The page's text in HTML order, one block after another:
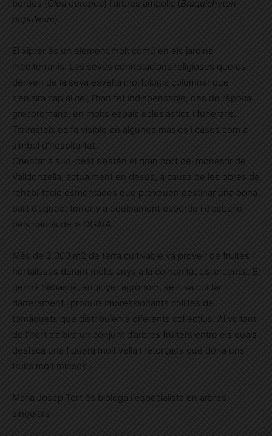
bordes (Olea europea) i arbres ampolla (Braquichyton
populeum).
El xiprer és un element molt comú en els jardins
mediterranis. Les seves connotacions religioses que es
deriven de la seva esvelta morfologia columnar que
s’enlaira cap al cel, l’han fet indispensable, des de l’època
grecoromana, en molts espais eclesiàstics i funeraris.
Tanmateix es fa visible en algunes masies i cases com a
símbol d’hospitalitat.
Orientat a sud-oest s’estén el gran hort del monestir de
Valldonzella, actualment en desús, a causa de les obres de
rehabilitació esmentades que preveuen destinar una bona
part d’aquest terreny a equipament esportiu i d’esbarjo
pels nanos de la DGAIA.
Més de 2.000 m2 de terra cultivable va proveir de fruites i
hortalisses durant molts anys a la comunitat cistercenca. El
germà Sebastià, enginyer agrònom, se’n va cuidar
darrerament i produïa impressionants collites de
tomàquets que distribuïen a diferents col·lectius. Al voltant
de l’hort s’albira un conjunt d’arbres fruiters entre els quals
destaca una figuera molt vella i retorçada que dóna uns
fruits molt minsos.l
Maria Josep Tort és biòloga i especialista en arbres
singulars